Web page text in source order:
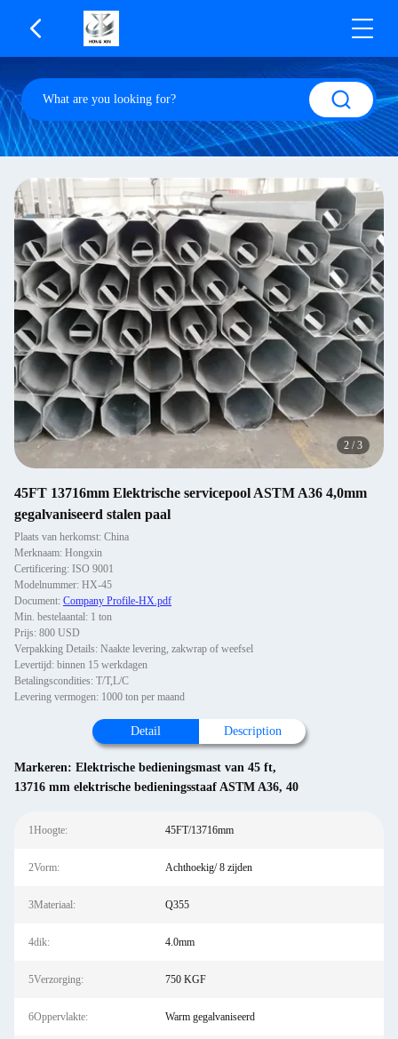
2 /3
45FT 13716mm Elektrische servicepool ASTM A36 4,0mm
gegalvaniseerd stalen paal
Plaats van herkomst: China
Merknaam: Hongxin
Certificering: ISO 9001
Modelnummer: HX-45
Document: Company Profile-HX.pdf
Min. bestelaantal: 1 ton
Prijs: 800 USD
Verpakking Details: Naakte levering, zakwrap of weefsel
Levertijd: binnen 15 werkdagen
Betalingscondities: T/T,L/C
Levering vermogen: 1000 ton per maand
Detail Description
Markeren: Elektrische bedieningsmast van 45 ft,
13716 mm elektrische bedieningsstaaf ASTM A36, 40
1Hoogte: 45FT/13716mm
2Vorm: Achthoekig/ 8 zijden
3Materiaal: Q355
4dik: 4.0mm
5Verzorging: 750 KGF
6Oppervlakte: Warm gegalvaniseerd